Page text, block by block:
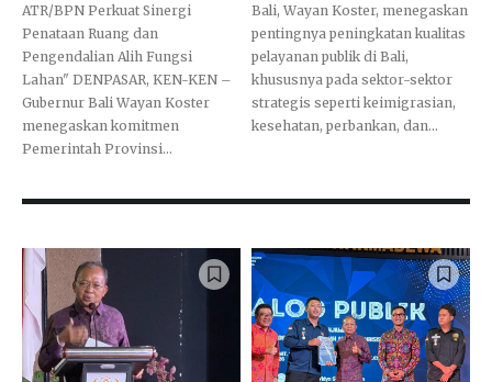
ATR/BPN Perkuat Sinergi
Penataan Ruang dan
Pengendalian Alih Fungsi
Lahan" DENPASAR, KEN-KEN –
Gubernur Bali Wayan Koster
menegaskan komitmen
Pemerintah Provinsi...
Bali, Wayan Koster, menegaskan
pentingnya peningkatan kualitas
pelayanan publik di Bali,
khususnya pada sektor-sektor
strategis seperti keimigrasian,
kesehatan, perbankan, dan...